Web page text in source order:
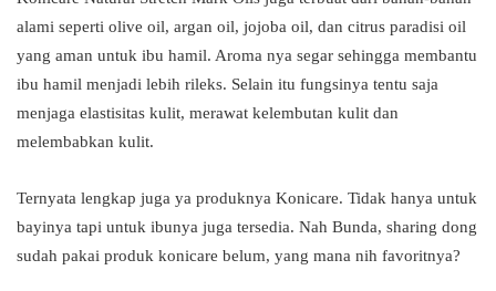
alami seperti olive oil, argan oil, jojoba oil, dan citrus paradisi oil
yang aman untuk ibu hamil. Aroma nya segar sehingga membantu
ibu hamil menjadi lebih rileks. Selain itu fungsinya tentu saja
menjaga elastisitas kulit, merawat kelembutan kulit dan
melembabkan kulit.
Ternyata lengkap juga ya produknya Konicare. Tidak hanya untuk
bayinya tapi untuk ibunya juga tersedia. Nah Bunda, sharing dong
sudah pakai produk konicare belum, yang mana nih favoritnya?